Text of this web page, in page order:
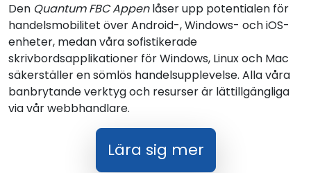
Den Quantum FBC Appenlåser upp potentialen för
handelsmobilitet över Android-, Windows- och iOS-
enheter, medan våra sofistikerade
skrivbordsapplikationer för Windows, Linux och Mac
säkerställer en sömlös handelsupplevelse. Alla våra
banbrytande verktyg och resurser är lättillgängliga
via vår webbhandlare.
Lära sig mer